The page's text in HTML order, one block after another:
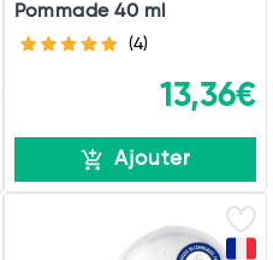
Pommade 40 ml
(4)
13,36€
Ajouter